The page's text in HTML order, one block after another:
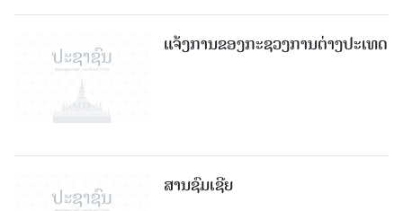
ແຈ້ງການຂອງກະຊວງການຕ່າງປະເທດ
ສານຊົມເຊີຍ